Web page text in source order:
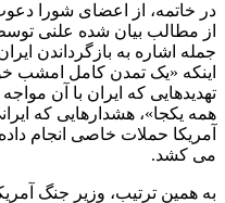
در خاتمه، از اعضای شورا
از مطالب بیان شده علنی
جمله اشاره به بازگرداندن
اینکه «یک تمدن کامل امشب
تهدیدهایی که ایران با آن
همه یکجا»، هشدارهایی که
آمریکا حملات خاصی انجام
می کشد.
به همین ترتیب، وزیر جنگ